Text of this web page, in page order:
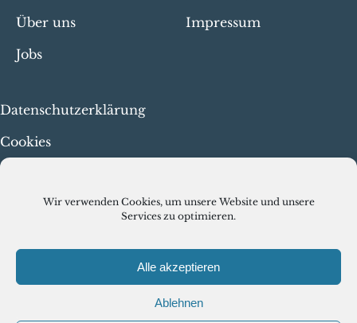
Wir verwenden Cookies, um unsere Website und unsere
Services zu optimieren.
Alle akzeptieren
Ablehnen
Über uns
Jobs
Impressum
Datenschutzerklärung
Cookies